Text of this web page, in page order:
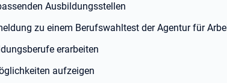
Ausbildungsstellen
zu einem Berufswahltest der Agentur für
erarbeiten
aufzeigen